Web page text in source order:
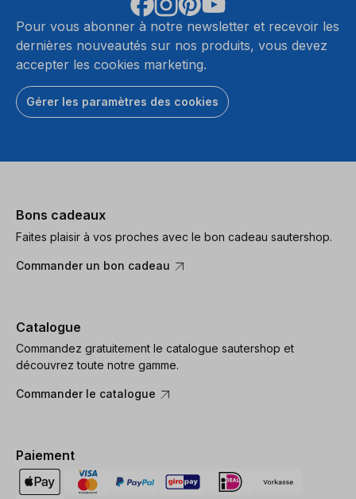
Pour vous abonner à notre newsletter et recevoir les
dernières nouveautés sur nos produits, vous devez
accepter les cookies marketing.
Gérer les paramètres des cookies
Bons cadeaux
Faites plaisir à vos proches avec le bon cadeau sautershop.
Commander un bon cadeau
Catalogue
Commandez gratuitement le catalogue sautershop et
découvrez toute notre gamme.
Commander le catalogue
Paiement